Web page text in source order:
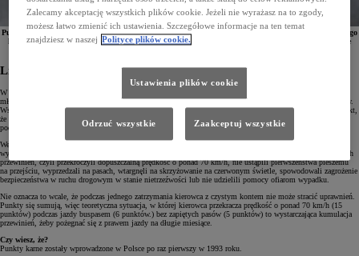
Punkty karne to dla wielu kierowców dużo dotkliwsza kara niż mandat. Przekroczenie dopuszczalnego
limitu oznacza utratę prawa jazdy i szereg nieprzyjemności. Dowiedz się, jak działają punkty karne
Limity punktów karnych
W Polsce obowiązują dwa różne limity punktów karnych, które zależą od stażu posiadania prawa jazdy. Dla
młodych kierowców, czyli takich, którzy korzystają z uprawnień krócej niż rok, ten limit wynosi 20 punktów.
Wszystkich pozostałych uczestników ruchu obowiązuje limit 24 punktów. To, o czym należy pamiętać, to fakt,
że są to maksymalne dopuszczalne limity posiadanych punktów i dopiero przekroczenie tych wartości jest
podstawą do utraty uprawnień.
Według najnowszego taryfikatora maksymalna kara, jaką policja może nałożyć na kierującego za pojedyncze
wykroczenie, to 15 punktów karnych. Tak surowo penalizowani są kierowcy, którzy dopuścili się najcięższych
przewinień, czyli przekroczyli dopuszczalną prędkość o ponad 70 km/h, nie ustąpili pierwszeństwa pieszemu
na przejściu, wyprzedzali na pasach, wtargnęli na skrzyżowanie na czerwonym świetle, spowodowali zagrożenie
bezpieczeństwa w ruchu drogowym w stanie nietrzeźwości lub nie udzielili pomocy ofiarom wypadku.
Nie oznacza to wcale, że podczas jednego zatrzymania kierowca z czystym kontem nie może stracić uprawnień.
Punkty się sumują, więc teoretyczna sytuacja, w której kierowca przekracza prędkość o ponad 70 km/h (15
punktów) podczas jazdy buspasem (6 punktów.) bez zapiętych pasów (5 punktów) to wystarczająca kumulacja
przewinień, żeby pożegnać się z prawem jazdy na długie miesiące.
Czy wiesz, że?
Punkty karne zostały wprowadzone w Polsce po raz pierwszy w 1993 roku.
Zalecamy akceptację wszystkich plików cookie. Jeżeli nie wyrażasz na to zgody,
możesz łatwo zmienić ich ustawienia. Szczegółowe informacje na ten temat
znajdziesz w naszej Polityce plików cookie.
Ustawienia plików cookie
Odrzuć wszystkie Zaakceptuj wszystkie